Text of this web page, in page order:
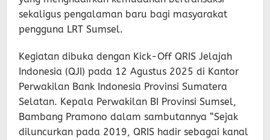
sekaligus pengalaman baru bagi masyarakat
pengguna LRT Sumsel.
Kegiatan dibuka dengan Kick-Off QRIS Jelajah
Indonesia (QJI) pada 12 Agustus 2025 di Kantor
Perwakilan Bank Indonesia Provinsi Sumatera
Selatan. Kepala Perwakilan BI Provinsi Sumsel,
Bambang Pramono dalam sambutannya “Sejak
diluncurkan pada 2019, QRIS hadir sebagai kanal